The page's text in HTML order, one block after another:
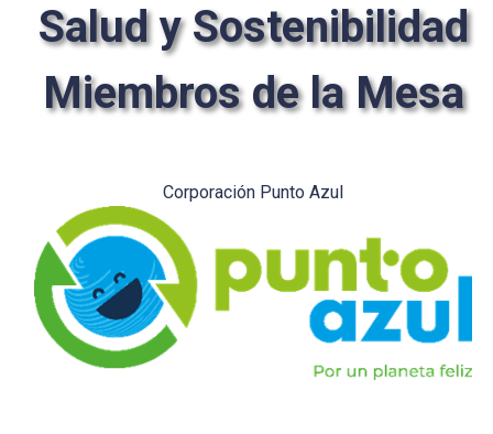
Salud y Sostenibilidad
Miembros de la Mesa
Corporación Punto Azul